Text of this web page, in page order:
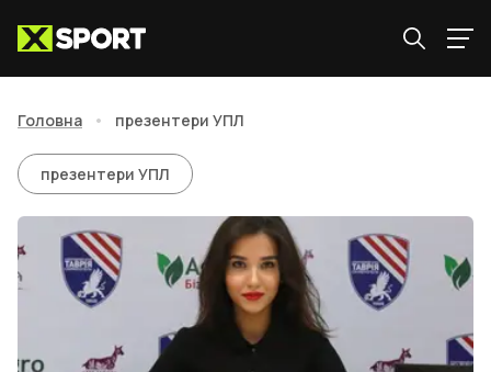
Головна • презентери УПЛ
презентери УПЛ
презентери УПЛ